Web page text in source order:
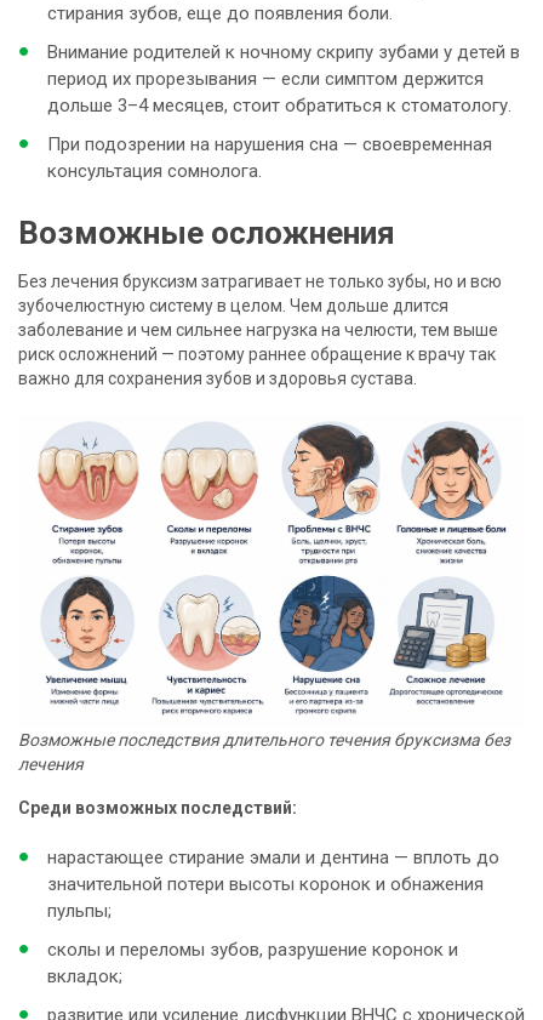
стирания зубов, еще до появления боли.
Внимание родителей к ночному скрипу зубами у детей в
период их прорезывания — если симптом держится
дольше 3–4 месяцев, стоит обратиться к стоматологу.
При подозрении на нарушения сна — своевременная
консультация сомнолога.
Возможные осложнения
Без лечения бруксизм затрагивает не только зубы, но и всю
зубочелюстную систему в целом. Чем дольше длится
заболевание и чем сильнее нагрузка на челюсти, тем выше
риск осложнений — поэтому раннее обращение к врачу так
важно для сохранения зубов и здоровья сустава.
Возможные последствия длительного течения бруксизма без
лечения
Среди возможных последствий:
нарастающее стирание эмали и дентина — вплоть до
значительной потери высоты коронок и обнажения
пульпы;
сколы и переломы зубов, разрушение коронок и
вкладок;
развитие или усиление дисфункции ВНЧС с хронической